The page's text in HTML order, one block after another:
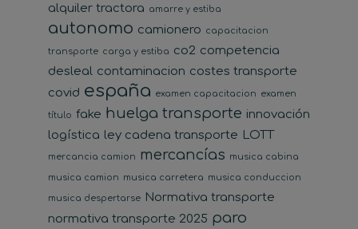
alquiler tractora amarre y estiba
autonomo camionero capacitacion
transporte carga y estiba co2 competencia
desleal contaminacion costes transporte
covid españa examen capacitacion examen
título fake huelga transporte innovación
logística ley cadena transporte LOTT
mercancia camion mercancías musica cabina
musica camion musica carretera musica conduccion
musica despertarse
Normativa transporte
normativa transporte 2025 paro